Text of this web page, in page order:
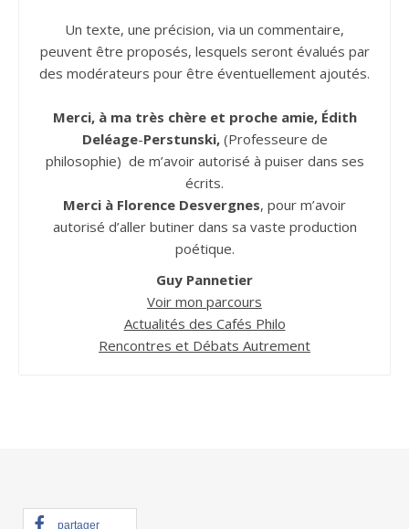
Un texte, une précision, via un commentaire,
peuvent être proposés, lesquels seront évalués par
des modérateurs pour être éventuellement ajoutés.
Merci, à ma très chère et proche amie, Édith
Deléage-Perstunski,(Professeure de
philosophie) de m’avoir autorisé à puiser dans ses
écrits.
Merci à Florence Desvergnes, pour m’avoir
autorisé d’aller butiner dans sa vaste production
poétique.
Guy Pannetier
Voir mon parcours
Actualités des Cafés Philo
Rencontres et Débats Autrement
partager